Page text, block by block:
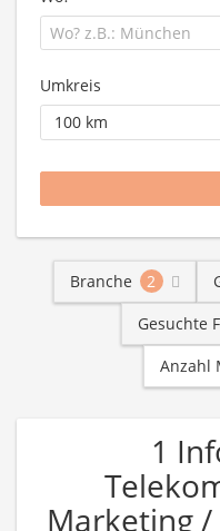
Umkreis
Branche 2
Gesuchte
Anzahl
1
Marketing